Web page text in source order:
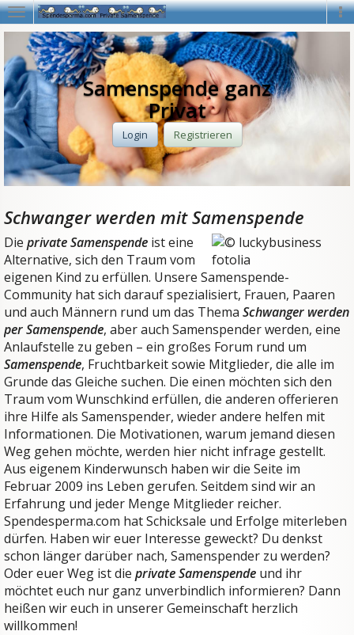
Navigation
Samenspende ganz
Privat
Login Registrieren
Schwanger werden mit Samenspende
Die private Samenspende ist eine
Alternative, sich den Traum vom
eigenen Kind zu erfüllen. Unsere Samenspende-
Community hat sich darauf spezialisiert, Frauen, Paaren
und auch Männern rund um das Thema Schwanger werden
per Samenspende, aber auch Samenspender werden, eine
Anlaufstelle zu geben – ein großes Forum rund um
Samenspende, Fruchtbarkeit sowie Mitglieder, die alle im
Grunde das Gleiche suchen. Die einen möchten sich den
Traum vom Wunschkind erfüllen, die anderen offerieren
ihre Hilfe als Samenspender, wieder andere helfen mit
Informationen. Die Motivationen, warum jemand diesen
Weg gehen möchte, werden hier nicht infrage gestellt.
Aus eigenem Kinderwunsch haben wir die Seite im
Februar 2009 ins Leben gerufen. Seitdem sind wir an
Erfahrung und jeder Menge Mitglieder reicher.
Spendesperma.com hat Schicksale und Erfolge miterleben
dürfen. Haben wir euer Interesse geweckt? Du denkst
schon länger darüber nach, Samenspender zu werden?
Oder euer Weg ist die private Samenspende und ihr
möchtet euch nur ganz unverbindlich informieren? Dann
heißen wir euch in unserer Gemeinschaft herzlich
willkommen!